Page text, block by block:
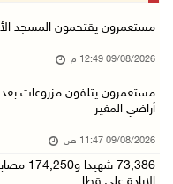
وفاة سفير فلسطين لدى
09/آب/2026 10:42 ص
09/آب/2026 10:32 ص
الاحتلال يقتحم مدينة نابلس
09/آب/2026 10:20 ص
مستعمرون يقتحمون المسجد
09/08/2026 12:49 م
مستعمرون يتلفون مزروعات
أراضي المغير
09/08/2026 11:47 ص
73,386